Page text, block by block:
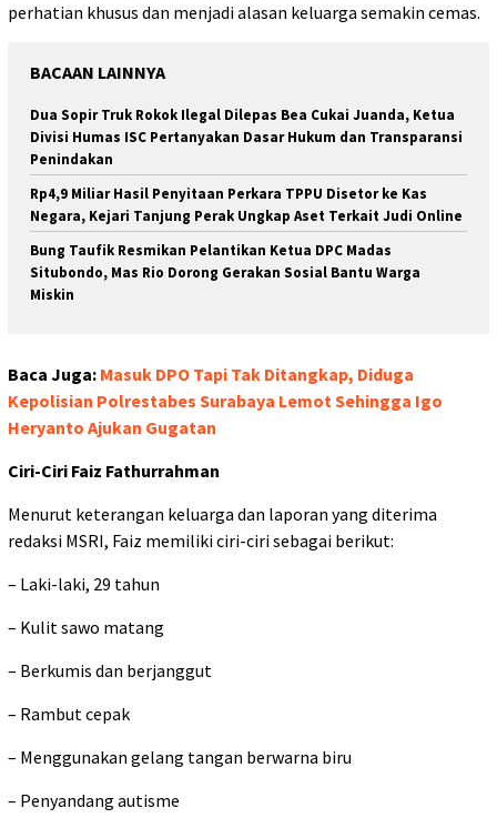
perhatian khusus dan menjadi alasan keluarga semakin cemas.
BACAAN LAINNYA
Dua Sopir Truk Rokok Ilegal Dilepas Bea Cukai Juanda, Ketua
Divisi Humas ISC Pertanyakan Dasar Hukum dan Transparansi
Penindakan
Rp4,9 Miliar Hasil Penyitaan Perkara TPPU Disetor ke Kas
Negara, Kejari Tanjung Perak Ungkap Aset Terkait Judi Online
Bung Taufik Resmikan Pelantikan Ketua DPC Madas
Situbondo, Mas Rio Dorong Gerakan Sosial Bantu Warga
Miskin
Baca Juga: Masuk DPO Tapi Tak Ditangkap, Diduga
Kepolisian Polrestabes Surabaya Lemot Sehingga Igo
Heryanto Ajukan Gugatan
Ciri-Ciri Faiz Fathurrahman
Menurut keterangan keluarga dan laporan yang diterima
redaksi MSRI, Faiz memiliki ciri-ciri sebagai berikut:
– Laki-laki, 29 tahun
– Kulit sawo matang
– Berkumis dan berjanggut
– Rambut cepak
– Menggunakan gelang tangan berwarna biru
– Penyandang autisme